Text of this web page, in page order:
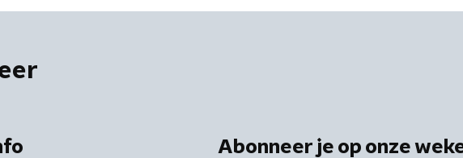
Abonneer je op onze